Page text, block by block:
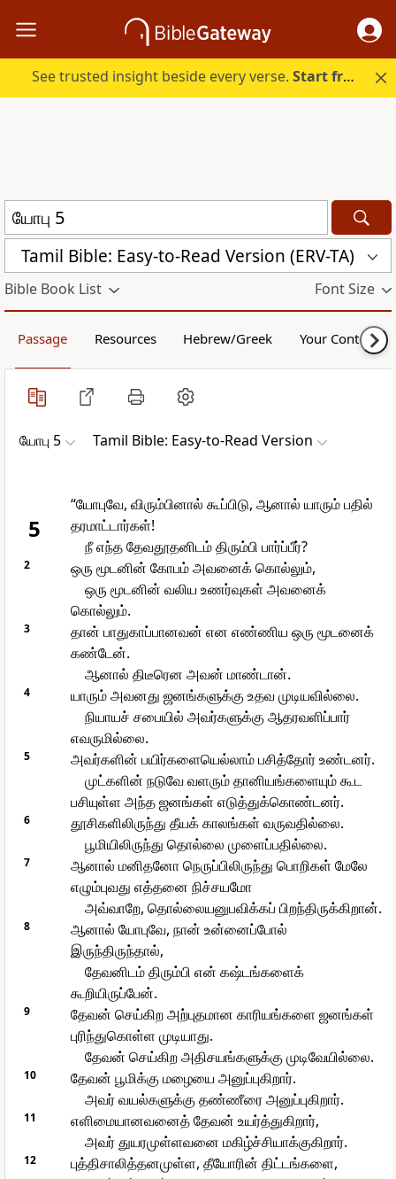
See trusted insight beside every verse.Start free.
Tamil Bible: Easy-to-Read Version (ERV-TA)
Bible Book List Font Size
Passage Resources Hebrew/Greek Your Content
யோபு 5 Tamil Bible: Easy-to-Read Version
5
“யோபுவே, விரும்பினால் கூப்பிடு, ஆனால் யாரும் பதில்
தரமாட்டார்கள்!
நீ எந்த தேவதூதனிடம் திரும்பி பார்ப்பீர்?
2
ஒரு மூடனின் கோபம் அவனைக் கொல்லும்,
ஒரு மூடனின் வலிய உணர்வுகள் அவனைக்
கொல்லும்.
3
தான் பாதுகாப்பானவன் என எண்ணிய ஒரு மூடனைக்
கண்டேன்.
ஆனால் திடீரென அவன் மாண்டான்.
4
யாரும் அவனது ஜனங்களுக்கு உதவ முடியவில்லை.
நியாயச் சபையில் அவர்களுக்கு ஆதரவளிப்பார்
எவருமில்லை.
5
அவர்களின் பயிர்களையெல்லாம் பசித்தோர் உண்டனர்.
முட்களின் நடுவே வளரும் தானியங்களையும் கூட
பசியுள்ள அந்த ஜனங்கள் எடுத்துக்கொண்டனர்.
6
தூசிகளிலிருந்து தீயக் காலங்கள் வருவதில்லை.
பூமியிலிருந்து தொல்லை முளைப்பதில்லை.
7
ஆனால் மனிதனோ நெருப்பிலிருந்து பொறிகள் மேலே
எழும்புவது எத்தனை நிச்சயமோ
அவ்வாறே, தொல்லையனுபவிக்கப் பிறந்திருக்கிறான்.
8
ஆனால் யோபுவே, நான் உன்னைப்போல்
இருந்திருந்தால்,
தேவனிடம் திரும்பி என் கஷ்டங்களைக்
கூறியிருப்பேன்.
9
தேவன் செய்கிற அற்புதமான காரியங்களை ஜனங்கள்
புரிந்துகொள்ள முடியாது.
தேவன் செய்கிற அதிசயங்களுக்கு முடிவேயில்லை.
10
தேவன் பூமிக்கு மழையை அனுப்புகிறார்.
அவர் வயல்களுக்கு தண்ணீரை அனுப்புகிறார்.
11
எளிமையானவனைத் தேவன் உயர்த்துகிறார்,
அவர் துயரமுள்ளவனை மகிழ்ச்சியாக்குகிறார்.
12
புத்திசாலித்தனமுள்ள, தீயோரின் திட்டங்களை,